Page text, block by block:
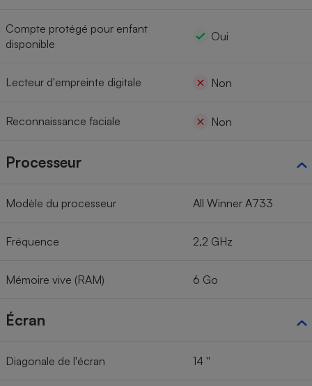
Compte protégé pour enfant
disponible
Oui
Lecteur d'empreinte digitale Non
Reconnaissance faciale Non
Processeur
Modèle du processeur All Winner A733
Fréquence 2,2 GHz
Mémoire vive (RAM) 6 Go
Écran
Diagonale de l'écran 14 ''